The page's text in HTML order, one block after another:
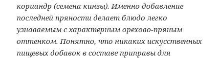
кориандр (семена кинзы). Именно добавление
последней пряности делает блюдо легко
узнаваемым с характерным орехово-пряным
оттенком. Понятно, что никаких искусственных
пищевых добавок в составе приправы для